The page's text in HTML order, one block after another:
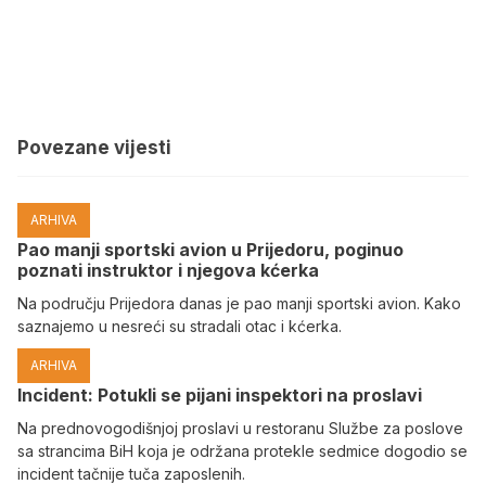
Povezane vijesti
ARHIVA
Pao manji sportski avion u Prijedoru, poginuo
poznati instruktor i njegova kćerka
Na području Prijedora danas je pao manji sportski avion. Kako
saznajemo u nesreći su stradali otac i kćerka.
ARHIVA
Incident: Potukli se pijani inspektori na proslavi
Na prednovogodišnjoj proslavi u restoranu Službe za poslove
sa strancima BiH koja je održana protekle sedmice dogodio se
incident tačnije tuča zaposlenih.